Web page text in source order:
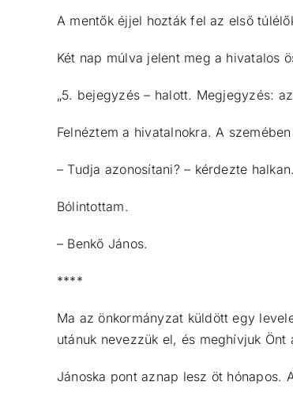
A mentők éjjel hozták fel az első
Két nap múlva jelent meg a hivatalos
„5. bejegyzés – halott. Megjegyzés:
Felnéztem a hivatalnokra. A
– Tudja azonosítani? – kérdezte halkan.
Bólintottam.
– Benkő János.
****
Ma az önkormányzat küldött egy
utánuk nevezzük el, és meghívjuk
Jánoska pont aznap lesz öt hónapos.